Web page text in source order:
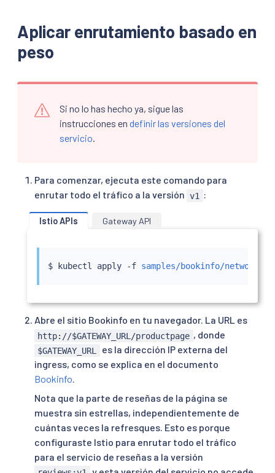
Aplicar enrutamiento basado en
peso
Si no lo has hecho ya, sigue las
instrucciones en definir las versiones del
servicio.
Para comenzar, ejecuta este comando para
enrutar todo el tráfico a la versión v1 :
Istio APIs Gateway API
$ kubectl apply -f samples/bookinfo/
Abre el sitio Bookinfo en tu navegador. La URL es
http://$GATEWAY_URL/productpage , donde
$GATEWAY_URL
es la dirección IP externa del
ingress, como se explica en el documento
Bookinfo.
Nota que la parte de reseñas de la página se
muestra sin estrellas, independientemente de
cuántas veces la refresques. Esto es porque
configuraste Istio para enrutar todo el tráfico
para el servicio de reseñas a la versión